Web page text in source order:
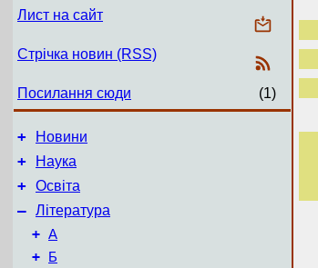
Лист на сайт
Стрічка новин (RSS)
Посилання сюди (1)
+ Новини
+ Наука
+ Освіта
– Література
+ А
+ Б